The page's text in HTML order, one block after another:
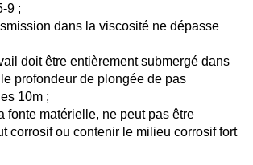
9 ;
dans la viscosité ne dépasse
doit être entièrement submergé dans
profondeur de plongée de pas
10m ;
fonte matérielle, ne peut pas être
corrosif ou contenir le milieu corrosif fort